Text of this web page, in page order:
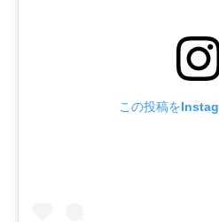
この投稿を